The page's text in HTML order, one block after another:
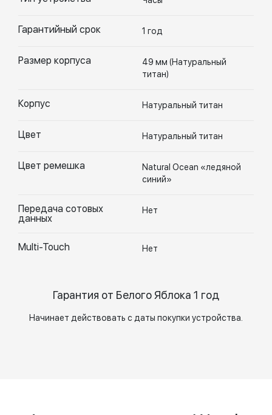
Гарантийный срок 1 год
Размер корпуса
49 мм (Натуральный
титан)
Корпус Натуральный титан
Цвет Натуральный титан
Цвет ремешка
Natural Ocean «ледяной
синий»
Передача сотовых
данных
Нет
Multi-Touch Нет
Гарантия от Белого Яблока 1 год
Начинает действовать с даты покупки устройства.